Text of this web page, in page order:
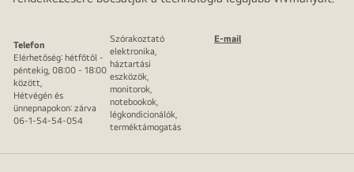
Telefon
Elérhetőség: hétfőtől -
péntekig, 08:00 - 18:00
között,
Hétvégén és
ünnepnapokon: zárva
06-1-54-54-054
Szórakoztató
elektronika,
háztartási
eszközök,
monitorok,
notebookok,
légkondicionálók,
terméktámogatás
E-mail